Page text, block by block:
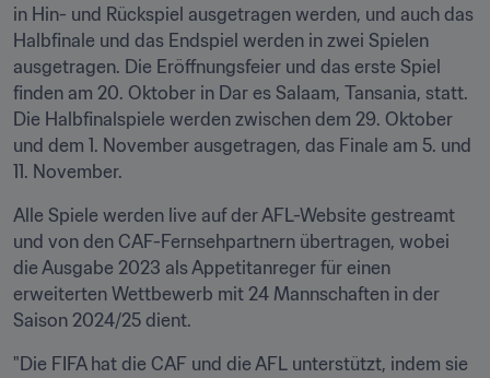
in Hin- und Rückspiel ausgetragen werden, und auch das
Halbfinale und das Endspiel werden in zwei Spielen
ausgetragen. Die Eröffnungsfeier und das erste Spiel
finden am 20. Oktober in Dar es Salaam, Tansania, statt.
Die Halbfinalspiele werden zwischen dem 29. Oktober
und dem 1. November ausgetragen, das Finale am 5. und
11. November.
Alle Spiele werden live auf der AFL-Website gestreamt
und von den CAF-Fernsehpartnern übertragen, wobei
die Ausgabe 2023 als Appetitanreger für einen
erweiterten Wettbewerb mit 24 Mannschaften in der
Saison 2024/25 dient.
"Die FIFA hat die CAF und die AFL unterstützt, indem sie